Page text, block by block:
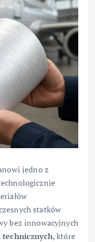
jedno z
statków
bez innowacyjnych
technicznych, które